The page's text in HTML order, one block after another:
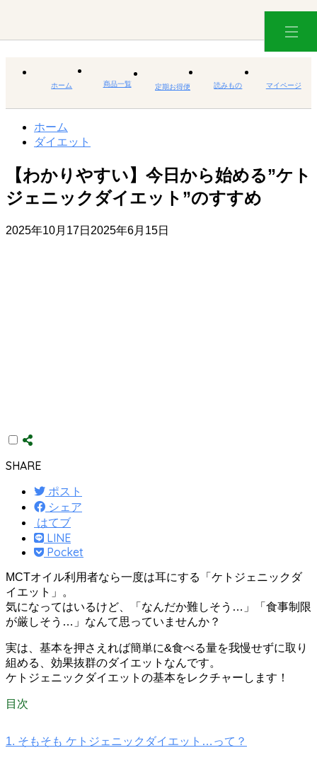
ホーム 商品一覧 定期お得便 読みもの マイページ
ホーム
ダイエット
【わかりやすい】今日から始める”ケト
ジェニックダイエット”のすすめ
2025年10月17日 2025年6月15日
SHARE
ポスト
シェア
はてブ
LINE
Pocket
MCTオイル利用者なら一度は耳にする「ケトジェニックダ
イエット」。
気になってはいるけど、「なんだか難しそう…」「食事制限
が厳しそう…」なんて思っていませんか？
実は、基本を押さえれば簡単に&食べる量を我慢せずに取り
組める、効果抜群のダイエットなんです。
ケトジェニックダイエットの基本をレクチャーします！
目次
1. そもそも ケトジェニックダイエット…って？